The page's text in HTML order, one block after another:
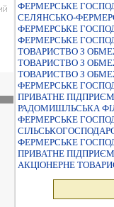
ФЕРМЕРСЬКЕ
СЕЛЯНСЬКО-
ФЕРМЕРСЬКЕ
ФЕРМЕРСЬКЕ
ТОВАРИСТВО З
ТОВАРИСТВО З
ТОВАРИСТВО З
ФЕРМЕРСЬКЕ
ПРИВАТНЕ
РАДОМИШЛЬСЬКА
ФЕРМЕРСЬКЕ
ФЕРМЕРСЬКЕ
ПРИВАТНЕ
АКЦІОНЕРНЕ